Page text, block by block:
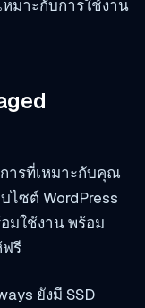
มาะกับการใช้งาน
ารที่เหมาะกับคุณ
ไซต์ WordPress
มใช้งาน พร้อม
ฟรี
ยังมี SSD